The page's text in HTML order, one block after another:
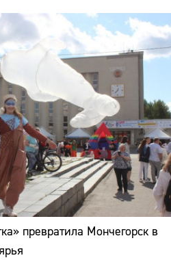
превратила Мончегорск в